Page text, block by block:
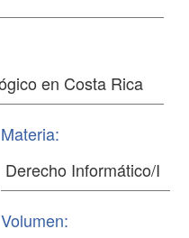
Materia:
Volumen: